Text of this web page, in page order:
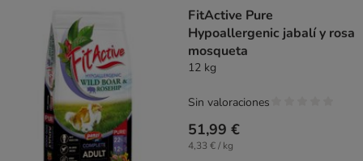
FitActive Pure
Hypoallergenic jabalí y rosa
mosqueta
12 kg
51,99 €
4,33 € / kg
Sin valoraciones